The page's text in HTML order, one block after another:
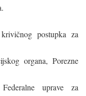
postupka za
organa, Porezne
uprave za